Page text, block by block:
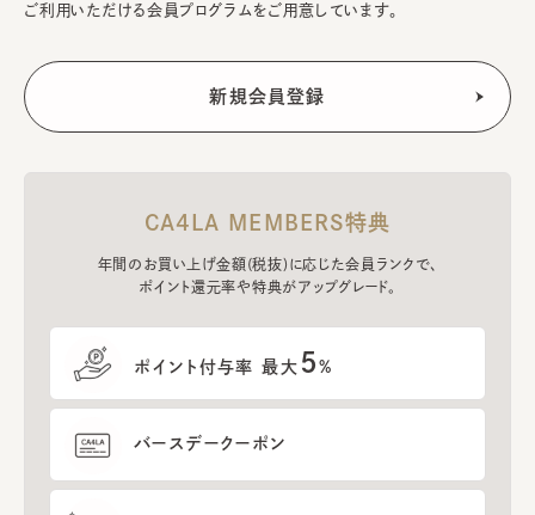
ご利用いただける会員プログラムをご用意しています。
CA4LA MEMBERS特典
年間のお買い上げ金額(税抜)に応じた会員ランクで、
ポイント還元率や特典がアップグレード。
ポイント付与率 最大 5%
バースデークーポン